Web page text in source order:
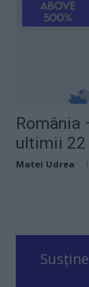
România
ultimii 22
Matei Udrea